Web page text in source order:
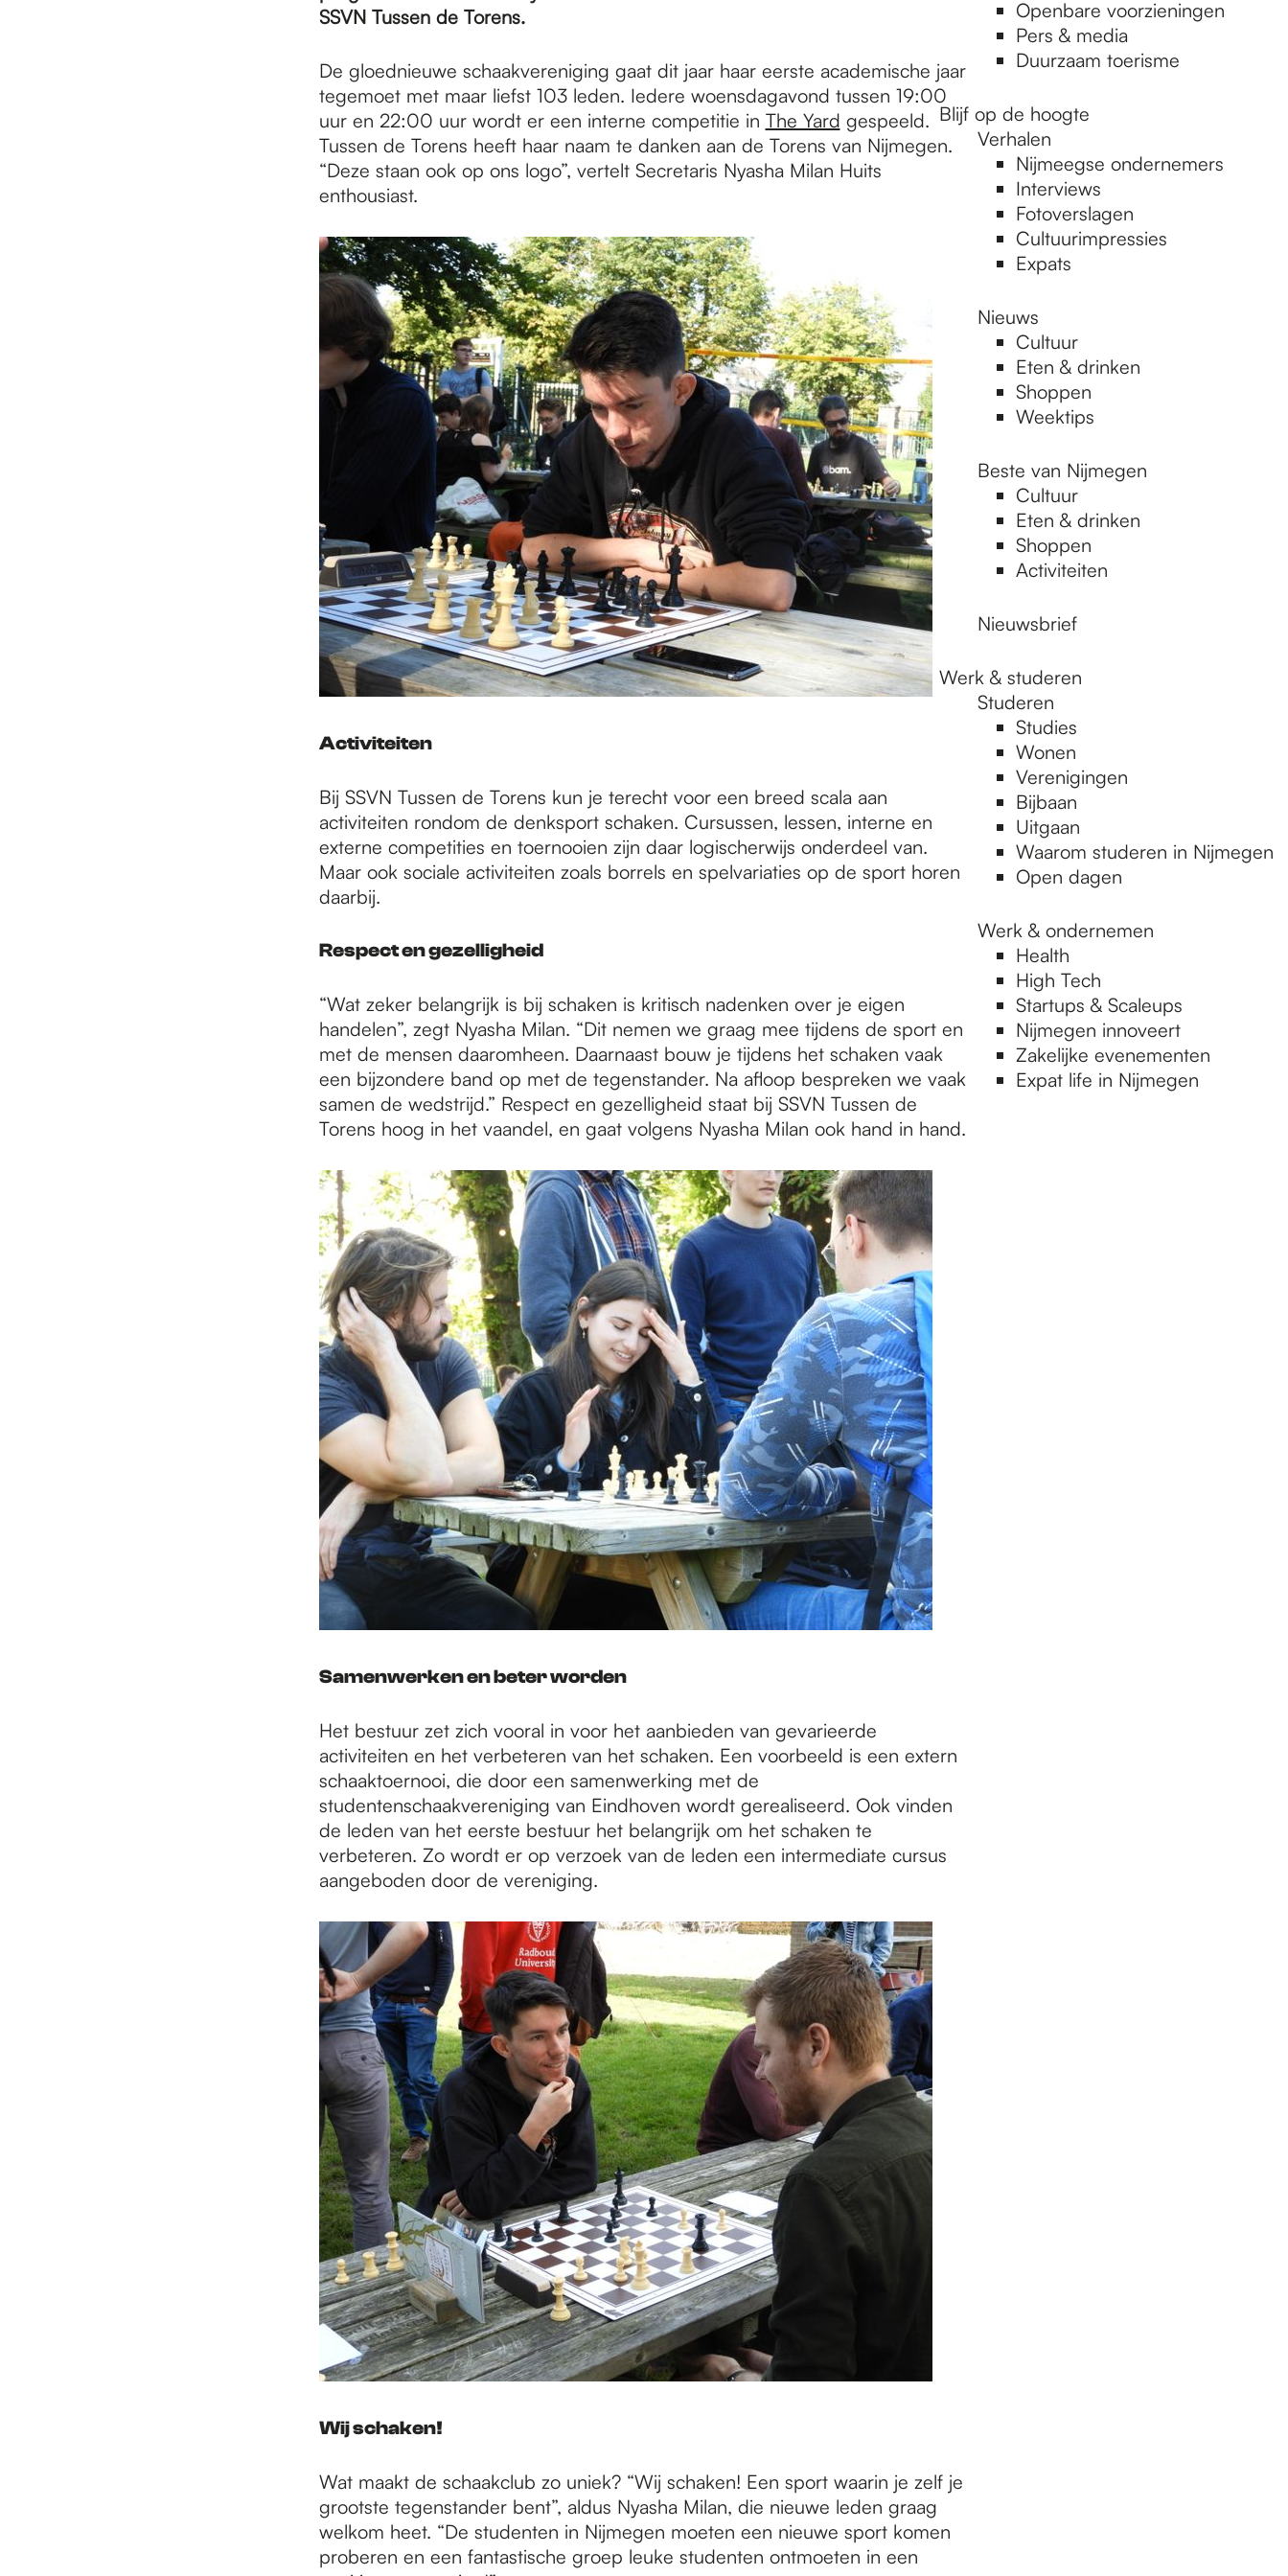
Openbare voorzieningen
Pers & media
Duurzaam toerisme
Blijf op de hoogte
Verhalen
Nijmeegse ondernemers
Interviews
Fotoverslagen
Cultuurimpressies
Expats
Nieuws
Cultuur
Eten & drinken
Shoppen
Weektips
Beste van Nijmegen
Cultuur
Eten & drinken
Shoppen
Activiteiten
Nieuwsbrief
Werk & studeren
Studeren
Studies
Wonen
Verenigingen
Bijbaan
Uitgaan
Waarom studeren in Nijmegen
Open dagen
Werk & ondernemen
Health
High Tech
Startups & Scaleups
Nijmegen innoveert
Zakelijke evenementen
Expat life in Nijmegen
SSVN Tussen de Torens.
De gloednieuwe schaakvereniging gaat dit jaar haar eerste academische jaar
tegemoet met maar liefst 103 leden. Iedere woensdagavond tussen 19:00
uur en 22:00 uur wordt er een interne competitie in The Yard gespeeld.
Tussen de Torens heeft haar naam te danken aan de Torens van Nijmegen.
“Deze staan ook op ons logo”, vertelt Secretaris Nyasha Milan Huits
enthousiast.
Activiteiten
Bij SSVN Tussen de Torens kun je terecht voor een breed scala aan
activiteiten rondom de denksport schaken. Cursussen, lessen, interne en
externe competities en toernooien zijn daar logischerwijs onderdeel van.
Maar ook sociale activiteiten zoals borrels en spelvariaties op de sport horen
daarbij.
Respect en gezelligheid
“Wat zeker belangrijk is bij schaken is kritisch nadenken over je eigen
handelen”, zegt Nyasha Milan. “Dit nemen we graag mee tijdens de sport en
met de mensen daaromheen. Daarnaast bouw je tijdens het schaken vaak
een bijzondere band op met de tegenstander. Na afloop bespreken we vaak
samen de wedstrijd.” Respect en gezelligheid staat bij SSVN Tussen de
Torens hoog in het vaandel, en gaat volgens Nyasha Milan ook hand in hand.
Samenwerken en beter worden
Het bestuur zet zich vooral in voor het aanbieden van gevarieerde
activiteiten en het verbeteren van het schaken. Een voorbeeld is een extern
schaaktoernooi, die door een samenwerking met de
studentenschaakvereniging van Eindhoven wordt gerealiseerd. Ook vinden
de leden van het eerste bestuur het belangrijk om het schaken te
verbeteren. Zo wordt er op verzoek van de leden een intermediate cursus
aangeboden door de vereniging.
Wij schaken!
Wat maakt de schaakclub zo uniek? “Wij schaken! Een sport waarin je zelf je
grootste tegenstander bent”, aldus Nyasha Milan, die nieuwe leden graag
welkom heet. “De studenten in Nijmegen moeten een nieuwe sport komen
proberen en een fantastische groep leuke studenten ontmoeten in een